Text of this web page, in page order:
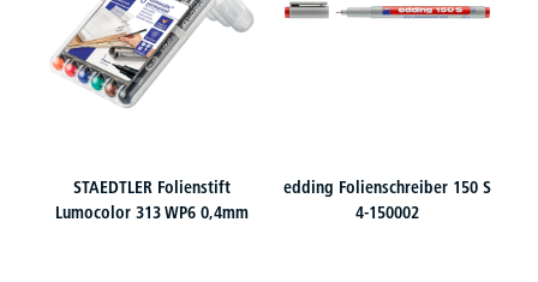
STAEDTLER Folienstift
Lumocolor 313 WP6 0,4mm
edding Folienschreiber 150 S
4-150002